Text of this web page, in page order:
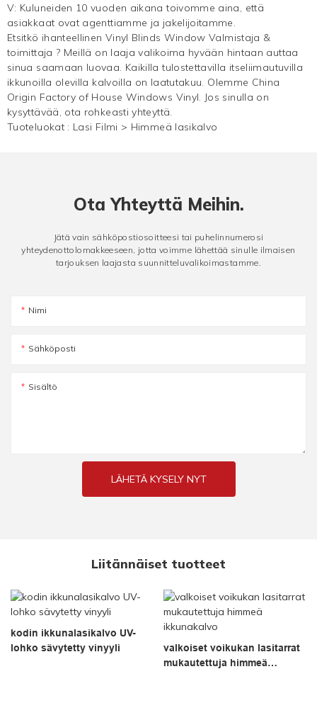
V: Kuluneiden 10 vuoden aikana toivomme aina, että
asiakkaat ovat agenttiamme ja jakelijoitamme.
Etsitkö ihanteellinen Vinyl Blinds Window Valmistaja &
toimittaja ? Meillä on laaja valikoima hyvään hintaan auttaa
sinua saamaan luovaa. Kaikilla tulostettavilla itseliimautuvilla
ikkunoilla olevilla kalvoilla on laatutakuu. Olemme China
Origin Factory of House Windows Vinyl. Jos sinulla on
kysyttävää, ota rohkeasti yhteyttä.
Tuoteluokat : Lasi Filmi > Himmeä lasikalvo
Ota Yhteyttä Meihin.
Jätä vain sähköpostiosoitteesi tai puhelinnumerosi
yhteydenottolomakkeeseen, jotta voimme lähettää sinulle ilmaisen
tarjouksen laajasta suunnitteluvalikoimastamme.
Nimi
Sähköposti
Sisältö
LÄHETÄ KYSELY NYT
Liitännäiset tuotteet
kodin ikkunalasikalvo UV-
lohko sävytetty vinyyli
valkoiset voikukan lasitarrat
mukautettuja himmeä